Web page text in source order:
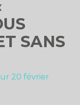
SANS
20 février